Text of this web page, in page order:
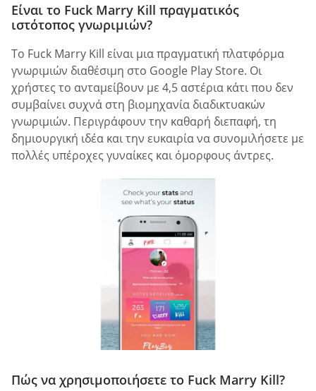
Είναι το Fuck Marry Kill πραγματικός
ιστότοπος γνωριμιών?
Το Fuck Marry Kill είναι μια πραγματική πλατφόρμα
γνωριμιών διαθέσιμη στο Google Play Store. Οι
χρήστες το ανταμείβουν με 4,5 αστέρια κάτι που δεν
συμβαίνει συχνά στη βιομηχανία διαδικτυακών
γνωριμιών. Περιγράφουν την καθαρή διεπαφή, τη
δημιουργική ιδέα και την ευκαιρία να συνομιλήσετε με
πολλές υπέροχες γυναίκες και όμορφους άντρες.
Πώς να χρησιμοποιήσετε το Fuck Marry Kill?